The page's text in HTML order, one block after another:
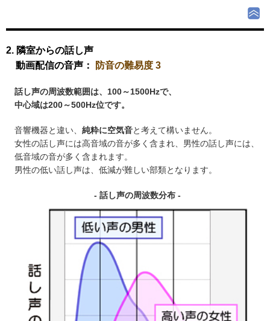
2. 隣室からの話し声
動画配信の音声：
防音の難易度 3
話し声の周波数範囲は、100～1500Hzで、
中心域は200～500Hz位です。
音響機器と違い、 純粋に空気音と考えて構いません。
女性の話し声には高音域の音が多く含まれ、男性の話し声には、
低音域の音が多く含まれます。
男性の低い話し声は、低減が難しい部類となります。
- 話し声の周波数分布 -